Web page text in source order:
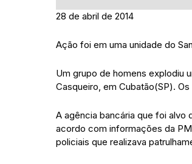
28 de abril de 2014
Ação foi em uma unidade do
Um grupo de homens explodiu
Casqueiro, em Cubatão(SP).
A agência bancária que foi alvo
acordo com informações da
policiais que realizava